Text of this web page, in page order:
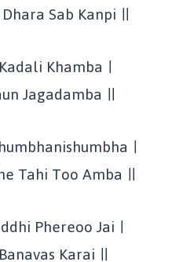
Sab Kanpi ॥
Khamba ।
Jagadamba ॥
।
Tahi Too Amba ॥
Phereoo Jai ।
Karai ॥